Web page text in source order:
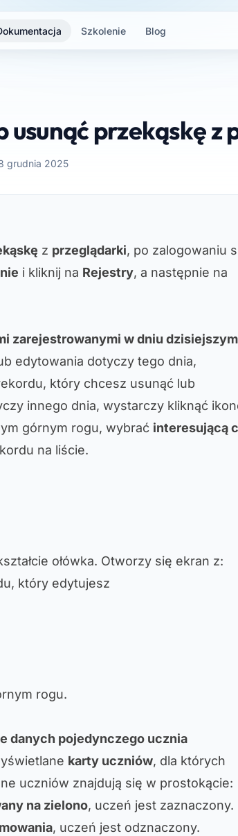
Szkolenie Blog
usunąć przekąskę z
grudnia 2025
z przeglądarki, po zalogowaniu
i kliknij na Rejestry, a następnie na
zarejestrowanymi w dniu dzisiejszym
edytowania dotyczy tego dnia,
który chcesz usunąć lub
innego dnia, wystarczy kliknąć
górnym rogu, wybrać interesującą
na liście.
ołówka. Otworzy się ekran z:
który edytujesz
rogu.
danych pojedynczego ucznia
karty uczniów, dla których
uczniów znajdują się w prostokącie:
na zielono, uczeń jest zaznaczony.
, uczeń jest odznaczony.